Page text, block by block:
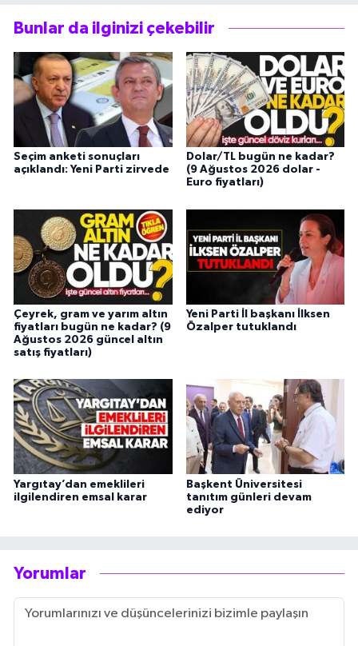
Bunlar da ilginizi çekebilir
Seçim anketi sonuçları
açıklandı: Yeni Parti zirvede
Dolar/TL bugün ne kadar?
(9 Ağustos 2026 dolar -
Euro fiyatları)
Çeyrek, gram ve yarım altın
fiyatları bugün ne kadar? (9
Ağustos 2026 güncel altın
satış fiyatları)
Yeni Parti İl başkanı İlksen
Özalper tutuklandı
Yargıtay’dan emeklileri
ilgilendiren emsal karar
Başkent Üniversitesi
tanıtım günleri devam
ediyor
Yorumlar